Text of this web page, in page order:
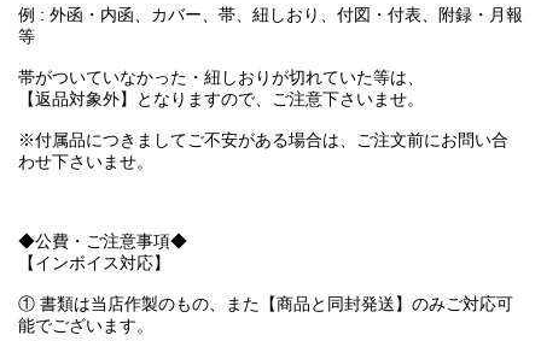
例 : 外函・内函、カバー、帯、紐しおり、付図・付表、附録・月報
等
帯がついていなかった・紐しおりが切れていた等は、
【返品対象外】となりますので、ご注意下さいませ。
※付属品につきましてご不安がある場合は、ご注文前にお問い合
わせ下さいませ。
◆公費・ご注意事項◆
【インボイス対応】
① 書類は当店作製のもの、また【商品と同封発送】のみご対応可
能でございます。